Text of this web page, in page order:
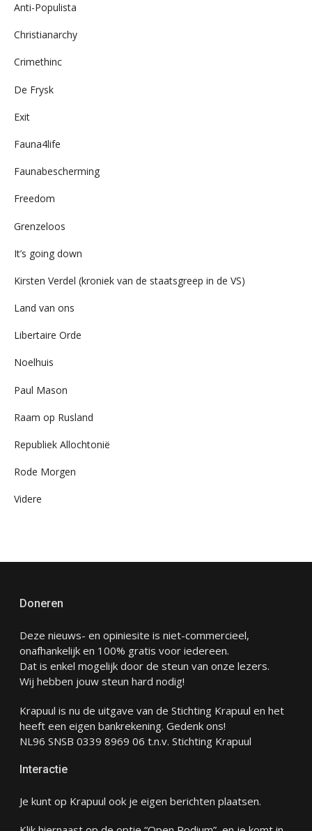
Anti-Populista
Christianarchy
Crimethinc
De Frysk
Exit
Fauna4life
Faunabescherming
Freedom
Grenzeloos
It’s going down
Kirsten Verdel (kroniek van de staatsgreep in de VS)
Land van ons
Libertaire Orde
Noelhuis
Paul Mason
Raam op Rusland
Republiek Allochtonië
Rode Morgen
Videre
Doneren
Deze nieuws- en opiniesite is niet-commercieel,
onafhankelijk en 100% gratis voor iedereen.
Dat is enkel mogelijk door de steun van onze lezers.
Wij hebben jouw steun hard nodig!
Krapuul is nu de uitgave van de Stichting Krapuul en het
heeft een eigen bankrekening. Gedenk ons!
NL96 SNSB 0339 8969 06 t.n.v. Stichting Krapuul
Interactie
Je kunt op Krapuul ook je eigen berichten plaatsen.